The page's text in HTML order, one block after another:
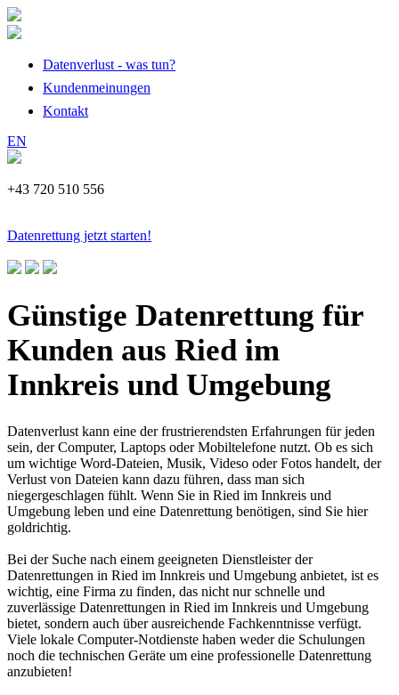
Datenverlust - was tun?
Kundenmeinungen
Kontakt
EN
+43 720 510 556
Datenrettung jetzt starten!
Günstige Datenrettung für
Kunden aus Ried im
Innkreis und Umgebung
Datenverlust kann eine der frustrierendsten Erfahrungen für jeden
sein, der Computer, Laptops oder Mobiltelefone nutzt. Ob es sich
um wichtige Word-Dateien, Musik, Videso oder Fotos handelt, der
Verlust von Dateien kann dazu führen, dass man sich
niegergeschlagen fühlt. Wenn Sie in Ried im Innkreis und
Umgebung leben und eine Datenrettung benötigen, sind Sie hier
goldrichtig.
Bei der Suche nach einem geeigneten Dienstleister der
Datenrettungen in Ried im Innkreis und Umgebung anbietet, ist es
wichtig, eine Firma zu finden, das nicht nur schnelle und
zuverlässige Datenrettungen in Ried im Innkreis und Umgebung
bietet, sondern auch über ausreichende Fachkenntnisse verfügt.
Viele lokale Computer-Notdienste haben weder die Schulungen
noch die technischen Geräte um eine professionelle Datenrettung
anzubieten!